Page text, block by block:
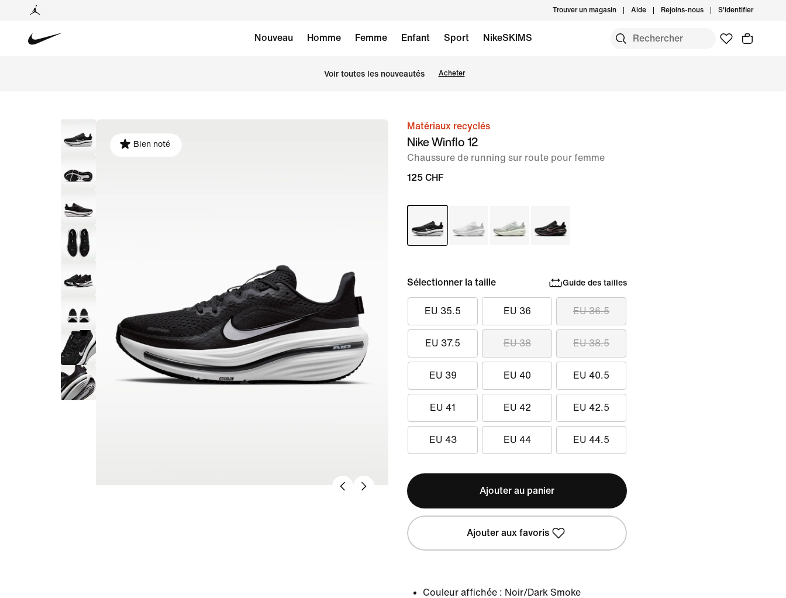
Trouver un magasin Aide Rejoins-nous S'identifier
Nouveau Homme Femme Enfant Sport NikeSKIMS
Voir toutes les nouveautés Acheter
image 1
Bien noté
Matériaux recyclés
Nike Winflo 12
Chaussure de running sur route pour femme
125 CHF
Sélectionner la taille Guide des tailles
EU 35.5 EU 36 EU 36.5
EU 37.5 EU 38 EU 38.5
EU 39 EU 40 EU 40.5
EU 41 EU 42 EU 42.5
EU 43 EU 44 EU 44.5
Ajouter au panier
Ajouter aux favoris
Couleur affichée : Noir/Dark Smoke